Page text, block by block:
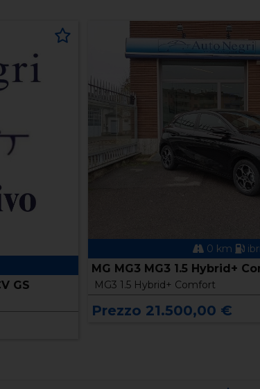
GS
0 km
MG MG3 MG3 1.5 Hybrid+
MG3 1.5 Hybrid+ Comfort
Prezzo 21.500,00 €